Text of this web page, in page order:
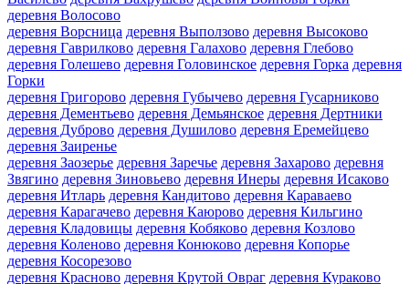
деревня Волосово
деревня Ворсница деревня Выползово деревня Высоково
деревня Гаврилково деревня Галахово деревня Глебово
деревня Голешево деревня Головинское деревня Горка деревня
Горки
деревня Григорово деревня Губычево деревня Гусарниково
деревня Дементьево деревня Демьянское деревня Дертники
деревня Дуброво деревня Душилово деревня Еремейцево
деревня Заиренье
деревня Заозерье деревня Заречье деревня Захарово деревня
Звягино деревня Зиновьево деревня Инеры деревня Исаково
деревня Итларь деревня Кандитово деревня Караваево
деревня Карагачево деревня Каюрово деревня Кильгино
деревня Кладовицы деревня Кобяково деревня Козлово
деревня Коленово деревня Конюково деревня Копорье
деревня Косорезово
деревня Красново деревня Крутой Овраг деревня Кураково